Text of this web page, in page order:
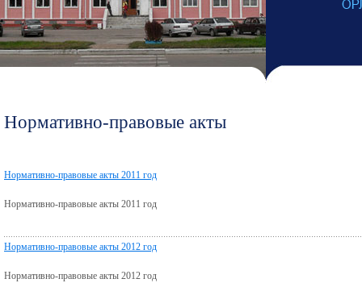
Нормативно-правовые акты
Нормативно-правовые акты 2011 год
Нормативно-правовые акты 2011 год
Нормативно-правовые акты 2012 год
Нормативно-правовые акты 2012 год